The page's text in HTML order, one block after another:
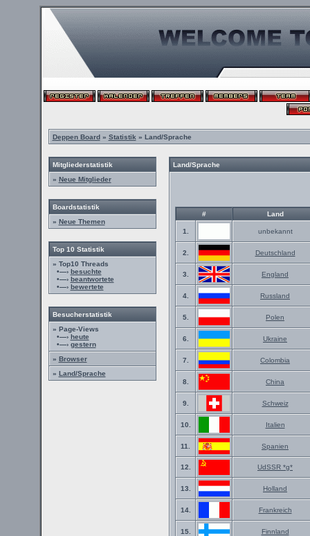
Deppen Board» Statistik » Land/Sprache
Mitgliederstatistik
» Neue Mitglieder
Boardstatistik
» Neue Themen
Top 10 Statistik
» Top10 Threads
•—› besuchte
•—› beantwortete
•—› bewertete
Besucherstatistik
» Page-Views
•—› heute
•—› gestern
» Browser
» Land/Sprache
Land/Sprache
# Land
1. unbekannt
2. Deutschland
3. England
4. Russland
5. Polen
6. Ukraine
7. Colombia
8. China
9. Schweiz
10. Italien
11. Spanien
12. UdSSR *g*
13. Holland
14. Frankreich
15. Finnland